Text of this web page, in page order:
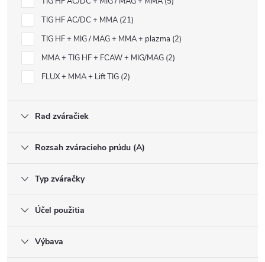
TIG HF AC/DC + MMA 21
TIG HF + MIG / MAG + MMA + plazma 2
MMA + TIG HF + FCAW + MIG/MAG 2
FLUX + MMA + Lift TIG 2
Rad zváračiek
Rozsah zváracieho prúdu (A)
Typ zváračky
Účel použitia
Výbava